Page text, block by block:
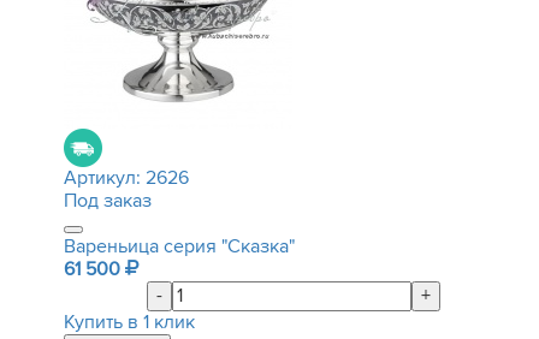
Артикул: 2626
Под заказ
Вареньица серия "Сказка"
61 500
-
+
Купить в 1 клик